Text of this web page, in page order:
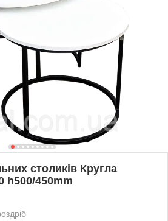
столиків Кругла
h500/450mm